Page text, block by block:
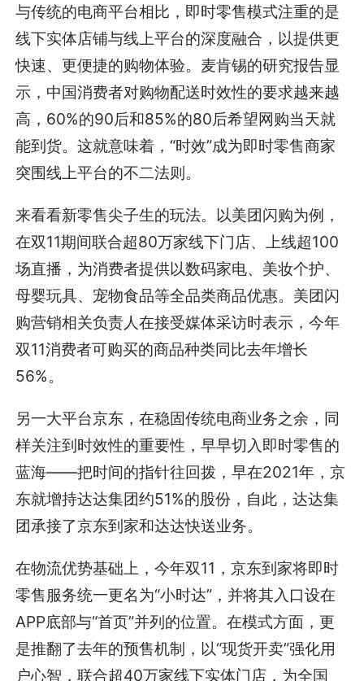
与传统的电商平台相比，即时零售模式注重的是
线下实体店铺与线上平台的深度融合，以提供更
快速、更便捷的购物体验。麦肯锡的研究报告显
示，中国消费者对购物配送时效性的要求越来越
高，60%的90后和85%的80后希望网购当天就
能到货。这就意味着，“时效”成为即时零售商家
突围线上平台的不二法则。
来看看新零售尖子生的玩法。以美团闪购为例，
在双11期间联合超80万家线下门店、上线超100
场直播，为消费者提供以数码家电、美妆个护、
母婴玩具、宠物食品等全品类商品优惠。美团闪
购营销相关负责人在接受媒体采访时表示，今年
双11消费者可购买的商品种类同比去年增长
56%。
另一大平台京东，在稳固传统电商业务之余，同
样关注到时效性的重要性，早早切入即时零售的
蓝海——把时间的指针往回拨，早在2021年，京
东就增持达达集团约51%的股份，自此，达达集
团承接了京东到家和达达快送业务。
在物流优势基础上，今年双11，京东到家将即时
零售服务统一更名为“小时达”，并将其入口设在
APP底部与“首页”并列的位置。在模式方面，更
是推翻了去年的预售机制，以“现货开卖”强化用
户心智，联合超40万家线下实体门店，为全国